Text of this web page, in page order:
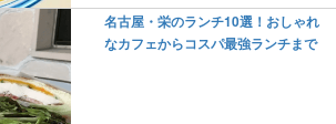
名古屋・栄のランチ10選！おしゃれ
なカフェからコスパ最強ランチまで